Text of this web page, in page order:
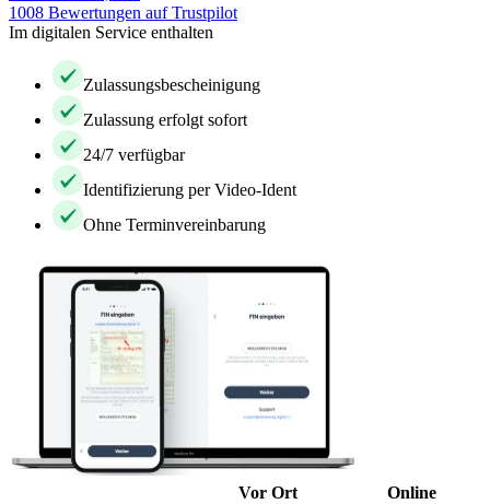
1008 Bewertungen auf Trustpilot
Im digitalen Service enthalten
Zulassungsbescheinigung
Zulassung erfolgt sofort
24/7 verfügbar
Identifizierung per Video-Ident
Ohne Terminvereinbarung
Vor Ort
Online